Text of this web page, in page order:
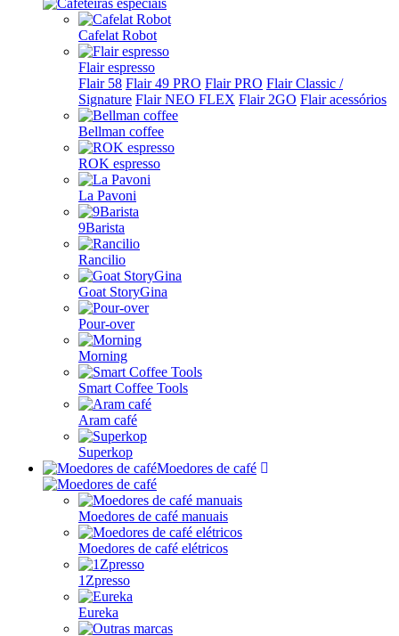
Cafelat Robot
Flair espresso
Flair 58 Flair 49 PRO Flair PRO Flair Classic /
Signature Flair NEO FLEX Flair 2GO Flair acessórios
Bellman coffee
ROK espresso
La Pavoni
9Barista
Rancilio
Goat StoryGina
Pour-over
Morning
Smart Coffee Tools
Aram café
Superkop
Moedores de café
Moedores de café manuais
Moedores de café elétricos
1Zpresso
Eureka